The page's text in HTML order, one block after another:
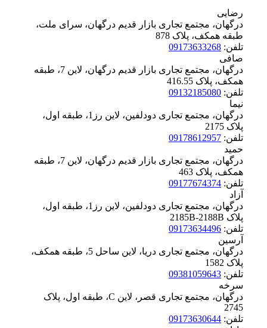
رضایی
درگهان، مجتمع تجاری بازار قدیم درگهان، سرای ملت،
طبقه همکف، پلاک ‪878
تلفن: 09173633268
صافی
درگهان، مجتمع تجاری بازار قدیم درگهان، لاین 7، طبقه
همکف، پلاک ‪416.55
تلفن: 09132185080
نیما
درگهان، مجتمع تجاری دودلفین، لاین رز1، طبقه اول،
پلاک ‪2175
تلفن: 09178612957
حمید
درگهان، مجتمع تجاری بازار قدیم درگهان، لاین 7، طبقه
همکف، پلاک ‪463
تلفن: 09177674374
آزاد
درگهان، مجتمع تجاری دودلفین، لاین رز1، طبقه اول،
پلاک ‪2185B-2188B
تلفن: 09173634496
آرسین
درگهان، مجتمع تجاری دریا، لاین ساحل 5، طبقه همکف،
پلاک ‪1582
تلفن: 09381059643
سرخه
درگهان، مجتمع تجاری قصر، لاین C، طبقه اول، پلاک
‪2745
تلفن: 09173630644